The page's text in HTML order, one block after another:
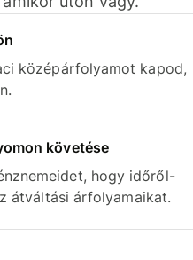
középárfolyamot kapod,
követése
hogy időről-
átváltási árfolyamaikat.